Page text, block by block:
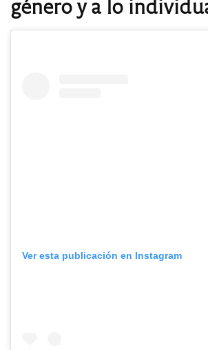
Ver esta publicación en Instagram